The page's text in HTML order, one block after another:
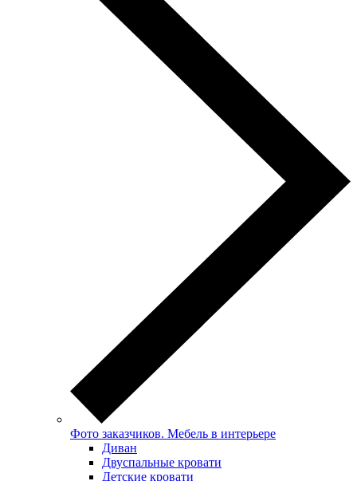
Фото заказчиков. Мебель в интерьере
Диван
Двуспальные кровати
Детские кровати